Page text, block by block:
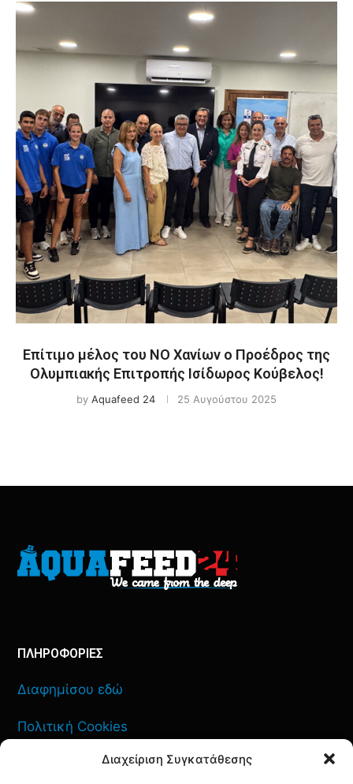
Διαχείριση Συγκατάθεσης
Επίτιμο μέλος του ΝΟ Χανίων ο Προέδρος της
Ολυμπιακής Επιτροπής Ισίδωρος Κούβελος!
by Aquafeed 24 25 Αυγούστου 2025
ΠΛΗΡΟΦΟΡΙΕΣ
Διαφημίσου εδώ
Πολιτική Cookies